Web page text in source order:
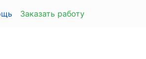
Заказать работу